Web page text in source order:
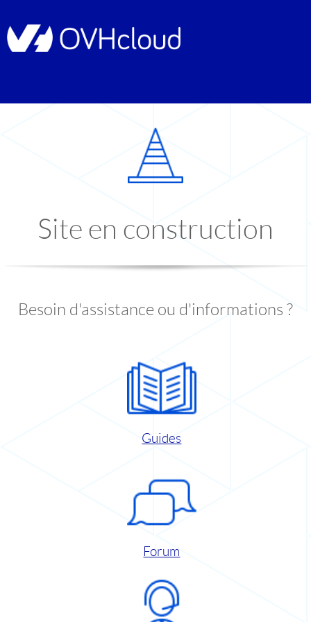
Site en construction
Besoin d'assistance ou d'informations ?
Guides
Forum